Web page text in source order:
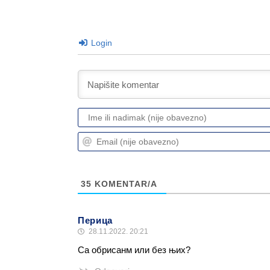
Login
35 KOMENTAR/A
Перица
28.11.2022. 20:21
Са обрисанм или без њих?